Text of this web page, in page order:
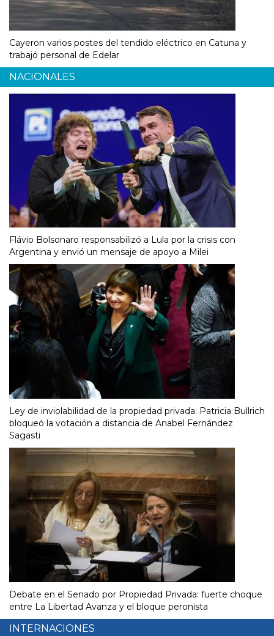
Cayeron varios postes del tendido eléctrico en Catuna y
trabajó personal de Edelar
NACIONALES
Flávio Bolsonaro responsabilizó a Lula por la crisis con
Argentina y envió un mensaje de apoyo a Milei
Ley de inviolabilidad de la propiedad privada: Patricia Bullrich
bloqueó la votación a distancia de Anabel Fernández
Sagasti
Debate en el Senado por Propiedad Privada: fuerte choque
entre La Libertad Avanza y el bloque peronista
INTERNACIONES